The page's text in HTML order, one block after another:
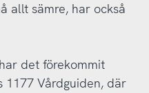
allt sämre, har också
det förekommit
1177 Vårdguiden, där